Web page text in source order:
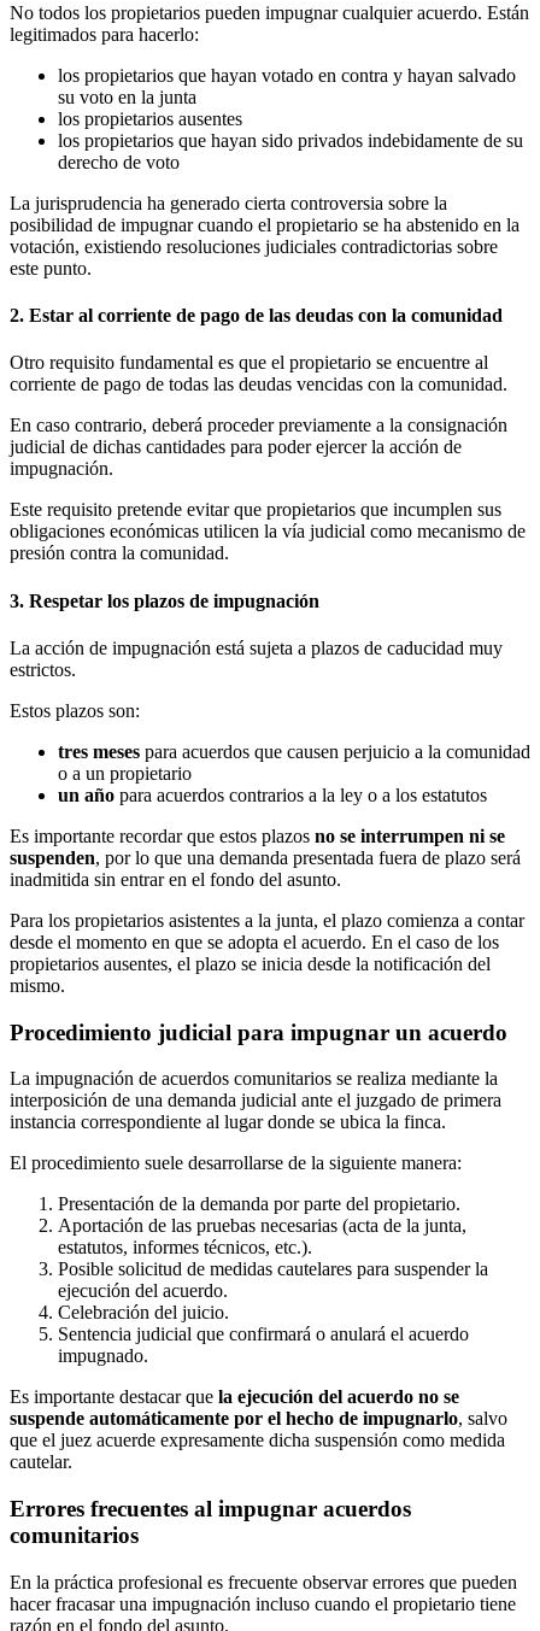
No todos los propietarios pueden impugnar cualquier acuerdo. Están
legitimados para hacerlo:
los propietarios que hayan votado en contra y hayan salvado
su voto en la junta
los propietarios ausentes
los propietarios que hayan sido privados indebidamente de su
derecho de voto
La jurisprudencia ha generado cierta controversia sobre la
posibilidad de impugnar cuando el propietario se ha abstenido en la
votación, existiendo resoluciones judiciales contradictorias sobre
este punto.
2. Estar al corriente de pago de las deudas con la comunidad
Otro requisito fundamental es que el propietario se encuentre al
corriente de pago de todas las deudas vencidas con la comunidad.
En caso contrario, deberá proceder previamente a la consignación
judicial de dichas cantidades para poder ejercer la acción de
impugnación.
Este requisito pretende evitar que propietarios que incumplen sus
obligaciones económicas utilicen la vía judicial como mecanismo de
presión contra la comunidad.
3. Respetar los plazos de impugnación
La acción de impugnación está sujeta a plazos de caducidad muy
estrictos.
Estos plazos son:
tres meses para acuerdos que causen perjuicio a la comunidad
o a un propietario
un año para acuerdos contrarios a la ley o a los estatutos
Es importante recordar que estos plazos no se interrumpen ni se
suspenden, por lo que una demanda presentada fuera de plazo será
inadmitida sin entrar en el fondo del asunto.
Para los propietarios asistentes a la junta, el plazo comienza a contar
desde el momento en que se adopta el acuerdo. En el caso de los
propietarios ausentes, el plazo se inicia desde la notificación del
mismo.
Procedimiento judicial para impugnar un acuerdo
La impugnación de acuerdos comunitarios se realiza mediante la
interposición de una demanda judicial ante el juzgado de primera
instancia correspondiente al lugar donde se ubica la finca.
El procedimiento suele desarrollarse de la siguiente manera:
Presentación de la demanda por parte del propietario.
Aportación de las pruebas necesarias (acta de la junta,
estatutos, informes técnicos, etc.).
Posible solicitud de medidas cautelares para suspender la
ejecución del acuerdo.
Celebración del juicio.
Sentencia judicial que confirmará o anulará el acuerdo
impugnado.
Es importante destacar que la ejecución del acuerdo no se
suspende automáticamente por el hecho de impugnarlo, salvo
que el juez acuerde expresamente dicha suspensión como medida
cautelar.
Errores frecuentes al impugnar acuerdos
comunitarios
En la práctica profesional es frecuente observar errores que pueden
hacer fracasar una impugnación incluso cuando el propietario tiene
razón en el fondo del asunto.